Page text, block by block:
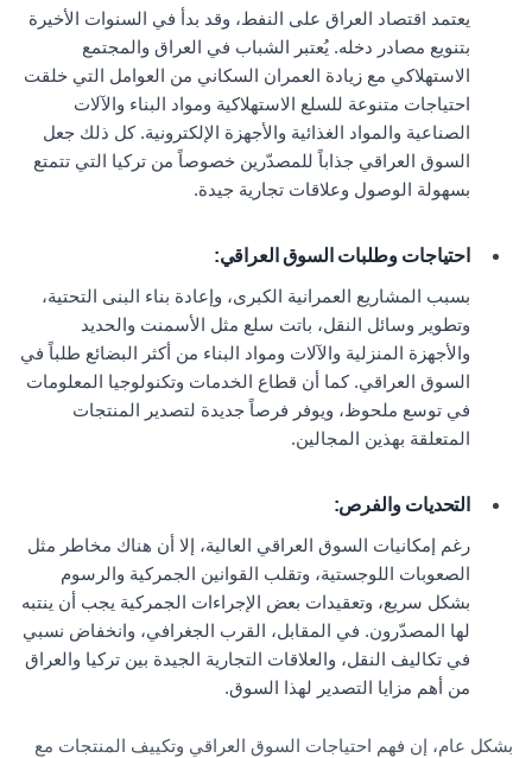
يعتمد اقتصاد العراق على النفط، وقد بدأ في السنوات الأخيرة
بتنويع مصادر دخله. يُعتبر الشباب في العراق والمجتمع
الاستهلاكي مع زيادة العمران السكاني من العوامل التي خلقت
احتياجات متنوعة للسلع الاستهلاكية ومواد البناء والآلات
الصناعية والمواد الغذائية والأجهزة الإلكترونية. كل ذلك جعل
السوق العراقي جذاباً للمصدّرين خصوصاً من تركيا التي تتمتع
بسهولة الوصول وعلاقات تجارية جيدة.
احتياجات وطلبات السوق العراقي:
بسبب المشاريع العمرانية الكبرى، وإعادة بناء البنى التحتية،
وتطوير وسائل النقل، باتت سلع مثل الأسمنت والحديد
والأجهزة المنزلية والآلات ومواد البناء من أكثر البضائع طلباً في
السوق العراقي. كما أن قطاع الخدمات وتكنولوجيا المعلومات
في توسع ملحوظ، ويوفر فرصاً جديدة لتصدير المنتجات
المتعلقة بهذين المجالين.
التحديات والفرص:
رغم إمكانيات السوق العراقي العالية، إلا أن هناك مخاطر مثل
الصعوبات اللوجستية، وتقلب القوانين الجمركية والرسوم
بشكل سريع، وتعقيدات بعض الإجراءات الجمركية يجب أن ينتبه
لها المصدّرون. في المقابل، القرب الجغرافي، وانخفاض نسبي
في تكاليف النقل، والعلاقات التجارية الجيدة بين تركيا والعراق
من أهم مزايا التصدير لهذا السوق.
بشكل عام، إن فهم احتياجات السوق العراقي وتكييف المنتجات مع